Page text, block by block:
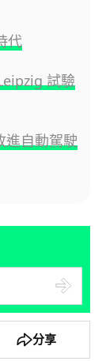
代
試驗
自動駕駛
分享